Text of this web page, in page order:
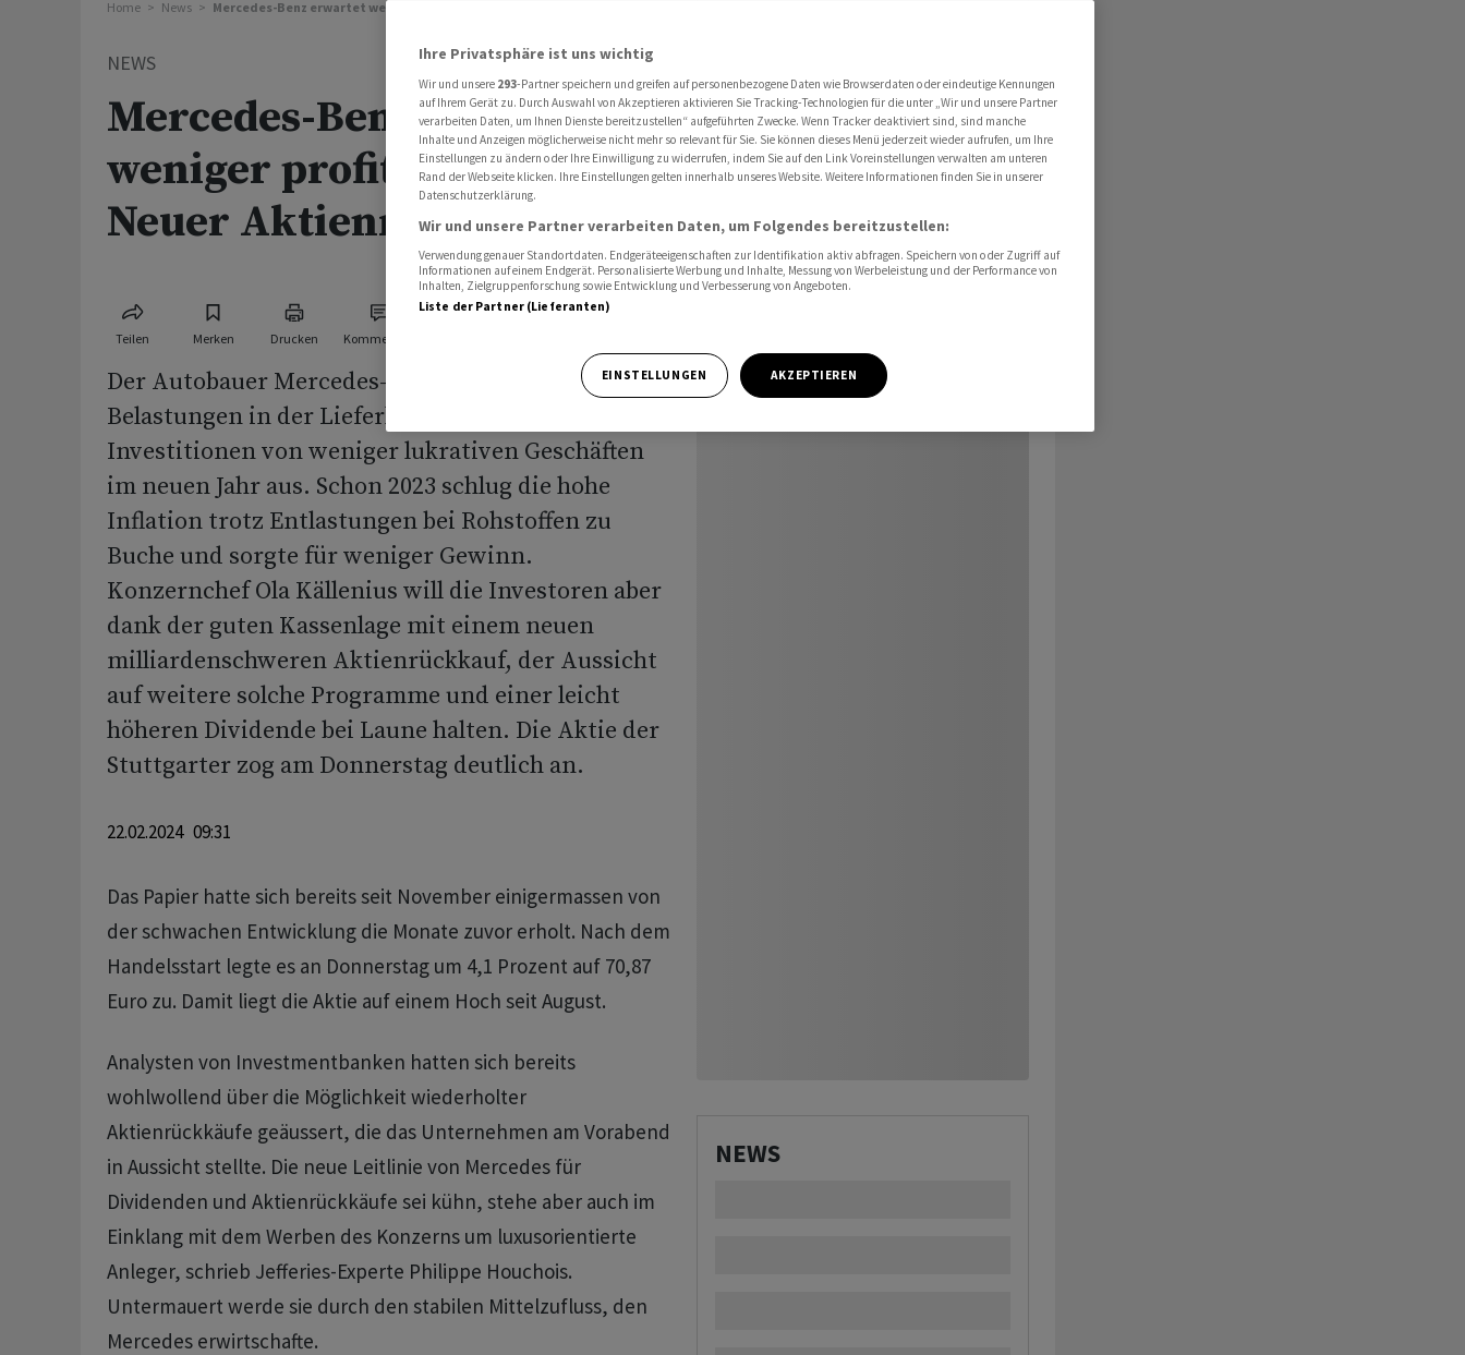
Home News Mercedes-Benz erwartet weniger profitablen Lauf - Neuer Aktienrückkauf
NEWS
Mercedes-Benz erwartet
weniger profitablen Lauf -
Neuer Aktienrückkauf
Teilen Merken Drucken Kommentare
Der Autobauer Mercedes-Benz geht wegen
Belastungen in der Lieferkette und höheren
Investitionen von weniger lukrativen Geschäften
im neuen Jahr aus. Schon 2023 schlug die hohe
Inflation trotz Entlastungen bei Rohstoffen zu
Buche und sorgte für weniger Gewinn.
Konzernchef Ola Källenius will die Investoren aber
dank der guten Kassenlage mit einem neuen
milliardenschweren Aktienrückkauf, der Aussicht
auf weitere solche Programme und einer leicht
höheren Dividende bei Laune halten. Die Aktie der
Stuttgarter zog am Donnerstag deutlich an.
22.02.2024 09:31
Das Papier hatte sich bereits seit November einigermassen von
der schwachen Entwicklung die Monate zuvor erholt. Nach dem
Handelsstart legte es an Donnerstag um 4,1 Prozent auf 70,87
Euro zu. Damit liegt die Aktie auf einem Hoch seit August.
Analysten von Investmentbanken hatten sich bereits
wohlwollend über die Möglichkeit wiederholter
Aktienrückkäufe geäussert, die das Unternehmen am Vorabend
in Aussicht stellte. Die neue Leitlinie von Mercedes für
Dividenden und Aktienrückkäufe sei kühn, stehe aber auch im
Einklang mit dem Werben des Konzerns um luxusorientierte
Anleger, schrieb Jefferies-Experte Philippe Houchois.
Untermauert werde sie durch den stabilen Mittelzufluss, den
Mercedes erwirtschafte.
NEWS
Ihre Privatsphäre ist uns wichtig
Wir und unsere 293-Partner speichern und greifen auf personenbezogene Daten wie Browserdaten oder eindeutige Kennungen
auf Ihrem Gerät zu. Durch Auswahl von Akzeptieren aktivieren Sie Tracking-Technologien für die unter „Wir und unsere Partner
verarbeiten Daten, um Ihnen Dienste bereitzustellen“ aufgeführten Zwecke. Wenn Tracker deaktiviert sind, sind manche
Inhalte und Anzeigen möglicherweise nicht mehr so relevant für Sie. Sie können dieses Menü jederzeit wieder aufrufen, um Ihre
Einstellungen zu ändern oder Ihre Einwilligung zu widerrufen, indem Sie auf den Link Voreinstellungen verwalten am unteren
Rand der Webseite klicken. Ihre Einstellungen gelten innerhalb unseres Website. Weitere Informationen finden Sie in unserer
Datenschutzerklärung.
Wir und unsere Partner verarbeiten Daten, um Folgendes bereitzustellen:
Verwendung genauer Standortdaten. Endgeräteeigenschaften zur Identifikation aktiv abfragen. Speichern von oder Zugriff auf
Informationen auf einem Endgerät. Personalisierte Werbung und Inhalte, Messung von Werbeleistung und der Performance von
Inhalten, Zielgruppenforschung sowie Entwicklung und Verbesserung von Angeboten.
Liste der Partner (Lieferanten)
EINSTELLUNGEN AKZEPTIEREN